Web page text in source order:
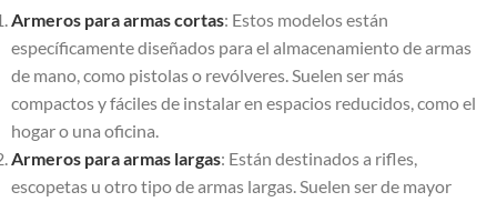
Armeros para armas cortas: Estos modelos están
específicamente diseñados para el almacenamiento de armas
de mano, como pistolas o revólveres. Suelen ser más
compactos y fáciles de instalar en espacios reducidos, como el
hogar o una oficina.
Armeros para armas largas: Están destinados a rifles,
escopetas u otro tipo de armas largas. Suelen ser de mayor